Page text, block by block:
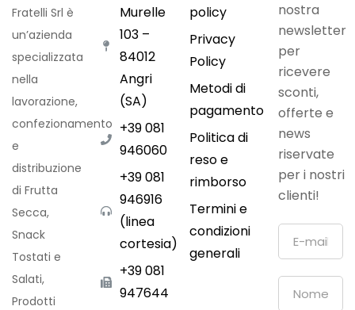
Fratelli Srl è
un’azienda
specializzata
nella
lavorazione,
confezionamento
e
distribuzione
di Frutta
Secca,
Snack
Tostati e
Salati,
Prodotti
Murelle
103 –
84012
Angri
(SA)
+39 081
946060
+39 081
946916
(linea
cortesia)
+39 081
947644
policy
Privacy
Policy
Metodi di
pagamento
Politica di
reso e
rimborso
Termini e
condizioni
generali
nostra
newsletter
per
ricevere
sconti,
offerte e
news
riservate
per i nostri
clienti!